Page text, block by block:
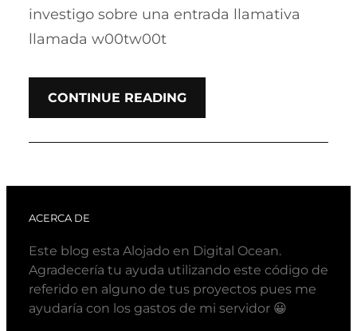
investigo sobre una entrada llamativa
llamada w00tw00t
CONTINUE READING
ACERCA DE
Este blog esta Alojado en Digital Ocean.
Agradecería tu ayuda utilizando este código de
referido en alguno de tus proyectos pues me
ayudaría con los gastos de mi servidor 😀